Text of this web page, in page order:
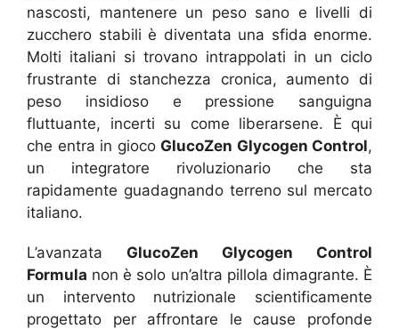
nascosti, mantenere un peso sano e livelli di
zucchero stabili è diventata una sfida enorme.
Molti italiani si trovano intrappolati in un ciclo
frustrante di stanchezza cronica, aumento di
peso insidioso e pressione sanguigna
fluttuante, incerti su come liberarsene. È qui
che entra in gioco GlucoZen Glycogen Control,
un integratore rivoluzionario che sta
rapidamente guadagnando terreno sul mercato
italiano.
L’avanzata GlucoZen Glycogen Control
Formula non è solo un’altra pillola dimagrante. È
un intervento nutrizionale scientificamente
progettato per affrontare le cause profonde